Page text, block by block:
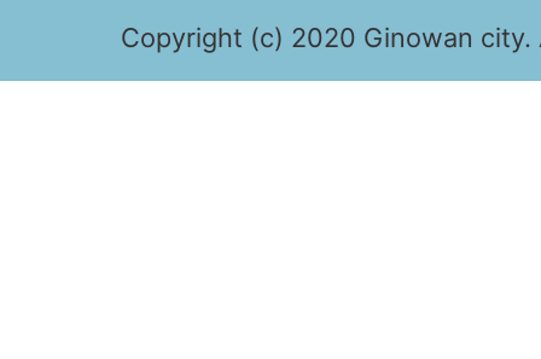
Copyright (c) 2020 Ginowan city.